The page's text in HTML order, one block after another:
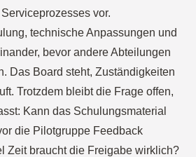
vor.
technische Anpassungen und
bevor andere Abteilungen
Das Board steht, Zuständigkeiten
Trotzdem bleibt die Frage offen,
Kann das Schulungsmaterial
die Pilotgruppe Feedback
Zeit braucht die Freigabe wirklich?